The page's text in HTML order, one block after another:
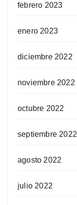
febrero 2023
enero 2023
diciembre 2022
noviembre 2022
octubre 2022
septiembre 2022
agosto 2022
julio 2022